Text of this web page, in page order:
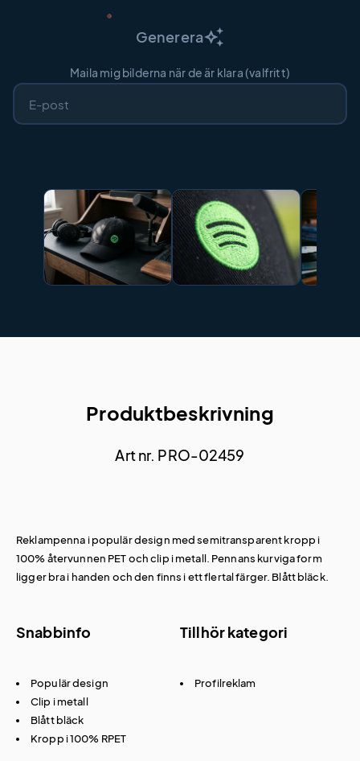
Genereraauto_awesome
Maila mig bilderna när de är klara (valfritt)
Produktbeskrivning
Art nr. PRO-02459
Reklampenna i populär design med semitransparent kropp i
100% återvunnen PET och clip i metall. Pennans kurviga form
ligger bra i handen och den finns i ett flertal färger. Blått bläck.
Snabbinfo
Populär design
Clip i metall
Blått bläck
Kropp i 100% RPET
Tillhör kategori
Profilreklam